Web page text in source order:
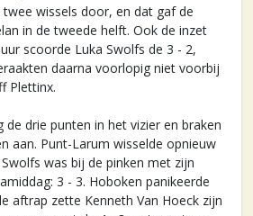
wissels door, en dat gaf de
in de tweede helft. Ook de inzet
scoorde Luka Swolfs de 3 - 2,
daarna voorlopig niet voorbij
Plettinx.
de drie punten in het vizier en braken
aan. Punt-Larum wisselde opnieuw
was bij de pinken met zijn
3 - 3. Hoboken panikeerde
aftrap zette Kenneth Van Hoeck zijn